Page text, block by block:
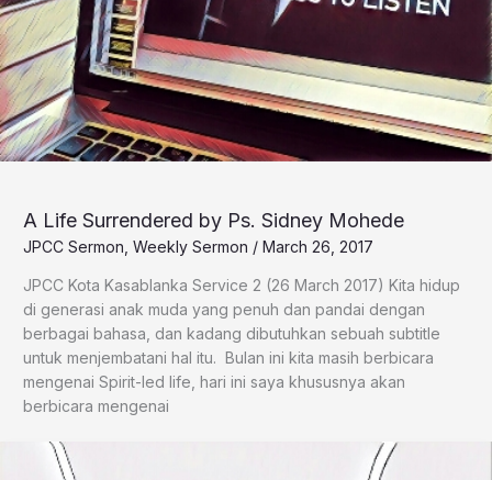
A Life Surrendered by Ps. Sidney Mohede
JPCC Sermon, Weekly Sermon / March 26, 2017
JPCC Kota Kasablanka Service 2 (26 March 2017) Kita hidup
di generasi anak muda yang penuh dan pandai dengan
berbagai bahasa, dan kadang dibutuhkan sebuah subtitle
untuk menjembatani hal itu. Bulan ini kita masih berbicara
mengenai Spirit-led life, hari ini saya khususnya akan
berbicara mengenai